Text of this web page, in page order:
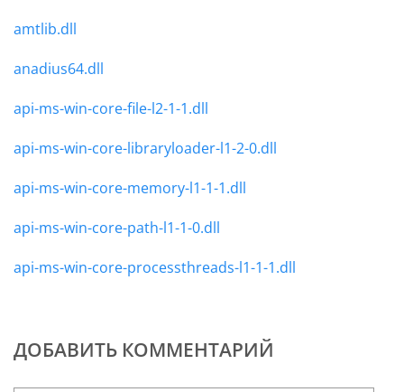
amtlib.dll
anadius64.dll
api-ms-win-core-file-l2-1-1.dll
api-ms-win-core-libraryloader-l1-2-0.dll
api-ms-win-core-memory-l1-1-1.dll
api-ms-win-core-path-l1-1-0.dll
api-ms-win-core-processthreads-l1-1-1.dll
ДОБАВИТЬ КОММЕНТАРИЙ